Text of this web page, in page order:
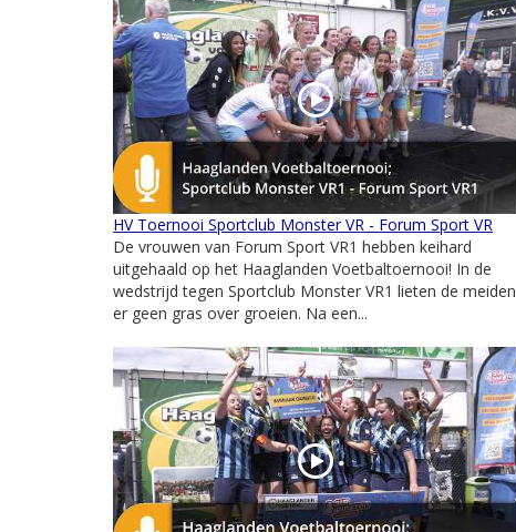
HV Toernooi Sportclub Monster VR - Forum Sport VR
De vrouwen van Forum Sport VR1 hebben keihard
uitgehaald op het Haaglanden Voetbaltoernooi! In de
wedstrijd tegen Sportclub Monster VR1 lieten de meiden
er geen gras over groeien. Na een...